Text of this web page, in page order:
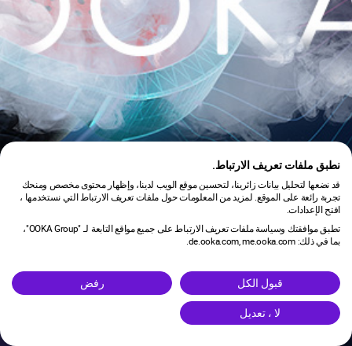
is under maintenance.
نطبق ملفات تعريف الارتباط.
قد نضعها لتحليل بيانات زائرينا، لتحسين موقع الويب لدينا، وإظهار محتوى مخصص ومنحك
تجربة رائعة على الموقع. لمزيد من المعلومات حول ملفات تعريف الارتباط التي نستخدمها ،
افتح الإعدادات.
تطبق موافقتك وسياسة ملفات تعريف الارتباط على جميع مواقع التابعة لـ "OOKA Group"،
بما في ذلك: de.ooka.com, me.ooka.com.
قبول الكل رفض
لا ، تعديل